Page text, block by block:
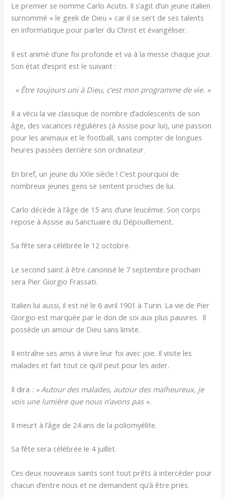
Le premier se nomme Carlo Acutis. Il s’agit d’un jeune italien
surnommé « le geek de Dieu » car il se sert de ses talents
en informatique pour parler du Christ et évangéliser.
Il est animé d’une foi profonde et va à la messe chaque jour.
Son état d’esprit est le suivant :
« Être toujours uni à Dieu, c’est mon programme de vie. »
Il a vécu la vie classique de nombre d’adolescents de son
âge, des vacances régulières (à Assise pour lui), une passion
pour les animaux et le football, sans compter de longues
heures passées derrière son ordinateur.
En bref, un jeune du XXIe siècle ! C’est pourquoi de
nombreux jeunes gens se sentent proches de lui.
Carlo décède à l’âge de 15 ans d’une leucémie. Son corps
repose à Assise au Sanctuaire du Dépouillement.
Sa fête sera célébrée le 12 octobre.
Le second saint à être canonisé le 7 septembre prochain
sera Pier Giorgio Frassati.
Italien lui aussi, il est né le 6 avril 1901 à Turin. La vie de Pier
Giorgio est marquée par le don de soi aux plus pauvres. Il
possède un amour de Dieu sans limite.
Il entraîne ses amis à vivre leur foi avec joie. Il visite les
malades et fait tout ce qu’il peut pour les aider.
Il dira : « Autour des malades, autour des malheureux, je
vois une lumière que nous n’avons pas ».
Il meurt à l’âge de 24 ans de la poliomyélite.
Sa fête sera célébrée le 4 juillet.
Ces deux nouveaux saints sont tout prêts à intercéder pour
chacun d’entre nous et ne demandent qu’à être priés.